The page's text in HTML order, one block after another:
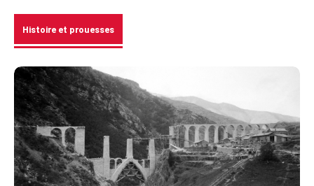
Histoire et prouesses